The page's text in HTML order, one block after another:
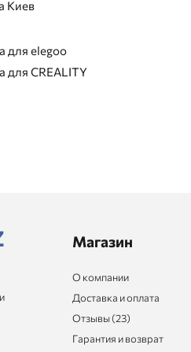
Киев
для elegoo
CREALITY
Магазин
О компании
Доставка и оплата
Отзывы (23)
Гарантия и возврат